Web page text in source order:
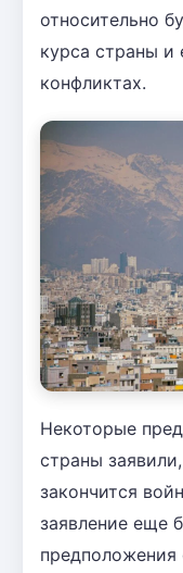
относительно
курса страны и
конфликтах.
Некоторые
страны
закончится
заявление еще
предположения